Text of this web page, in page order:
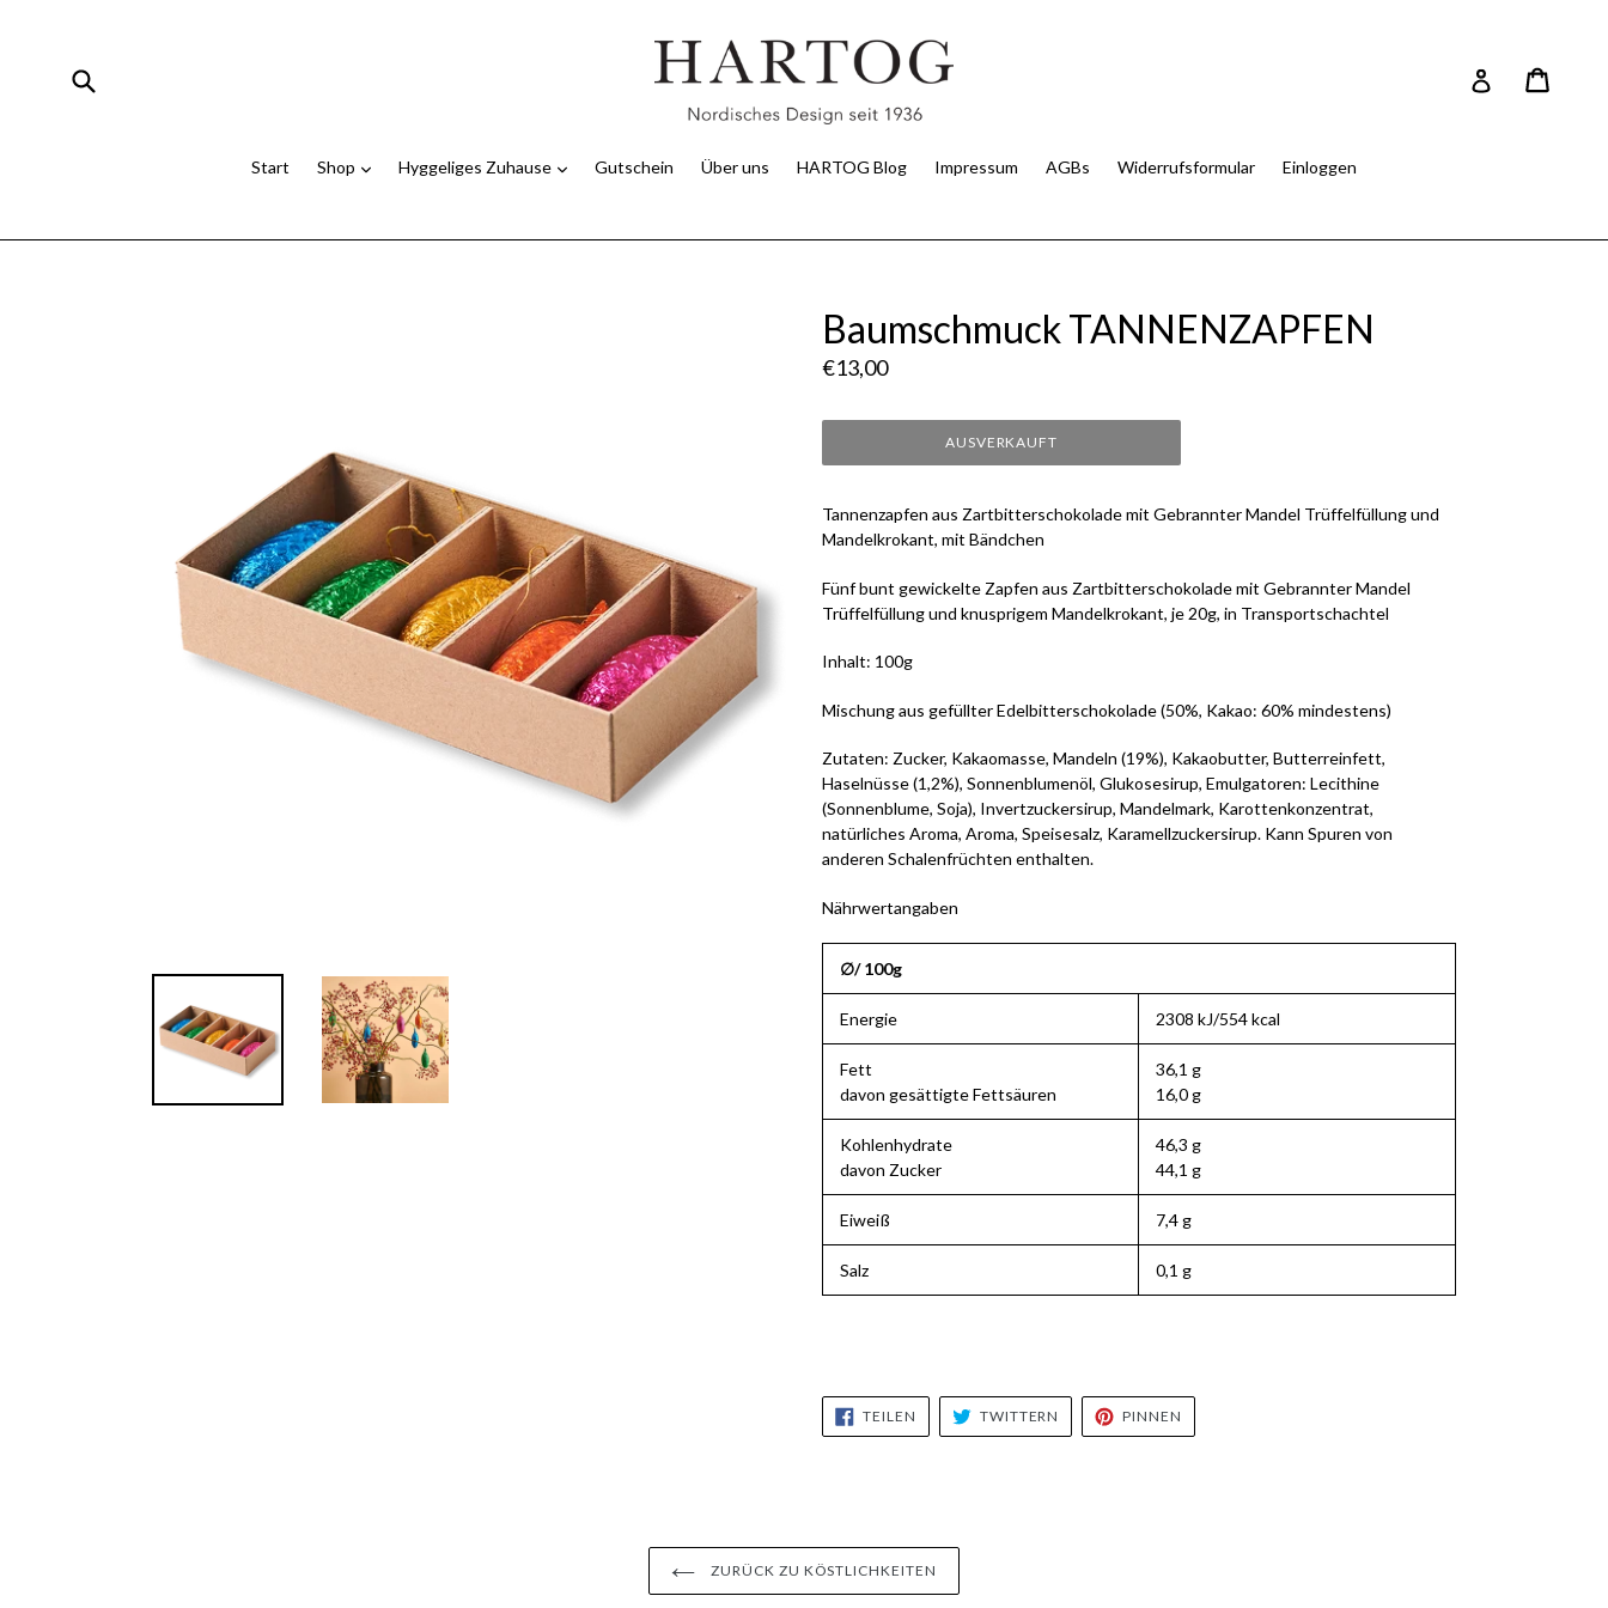
Einloggen
Start Shop Hyggeliges Zuhause Gutschein Über uns HARTOG Blog Impressum AGBs Widerrufsformular Einloggen
Baumschmuck TANNENZAPFEN
Normaler
€13,00
AUSVERKAUFT
Tannenzapfen aus Zartbitterschokolade mit Gebrannter Mandel Trüffelfüllung und
Mandelkrokant, mit Bändchen
Fünf bunt gewickelte Zapfen aus Zartbitterschokolade mit Gebrannter Mandel
Trüffelfüllung und knusprigem Mandelkrokant, je 20g, in Transportschachtel
Inhalt: 100g
Mischung aus gefüllter Edelbitterschokolade (50%, Kakao: 60% mindestens)
Zutaten: Zucker, Kakaomasse, Mandeln (19%), Kakaobutter, Butterreinfett,
Haselnüsse (1,2%), Sonnenblumenöl, Glukosesirup, Emulgatoren: Lecithine
(Sonnenblume, Soja), Invertzuckersirup, Mandelmark, Karottenkonzentrat,
natürliches Aroma, Aroma, Speisesalz, Karamellzuckersirup. Kann Spuren von
anderen Schalenfrüchten enthalten.
Nährwertangaben
∅/ 100g
Energie 2308 kJ/554 kcal
Fett
davon gesättigte Fettsäuren
36,1 g
16,0 g
Kohlenhydrate
davon Zucker
46,3 g
44,1 g
Eiweiß 7,4 g
Salz 0,1 g
TEILEN
FACEBOOK
TEILEN
TWITTERN
TWITTER
TWITTERN
PINNEN
PINNEN
ZURÜCK ZU KÖSTLICHKEITEN